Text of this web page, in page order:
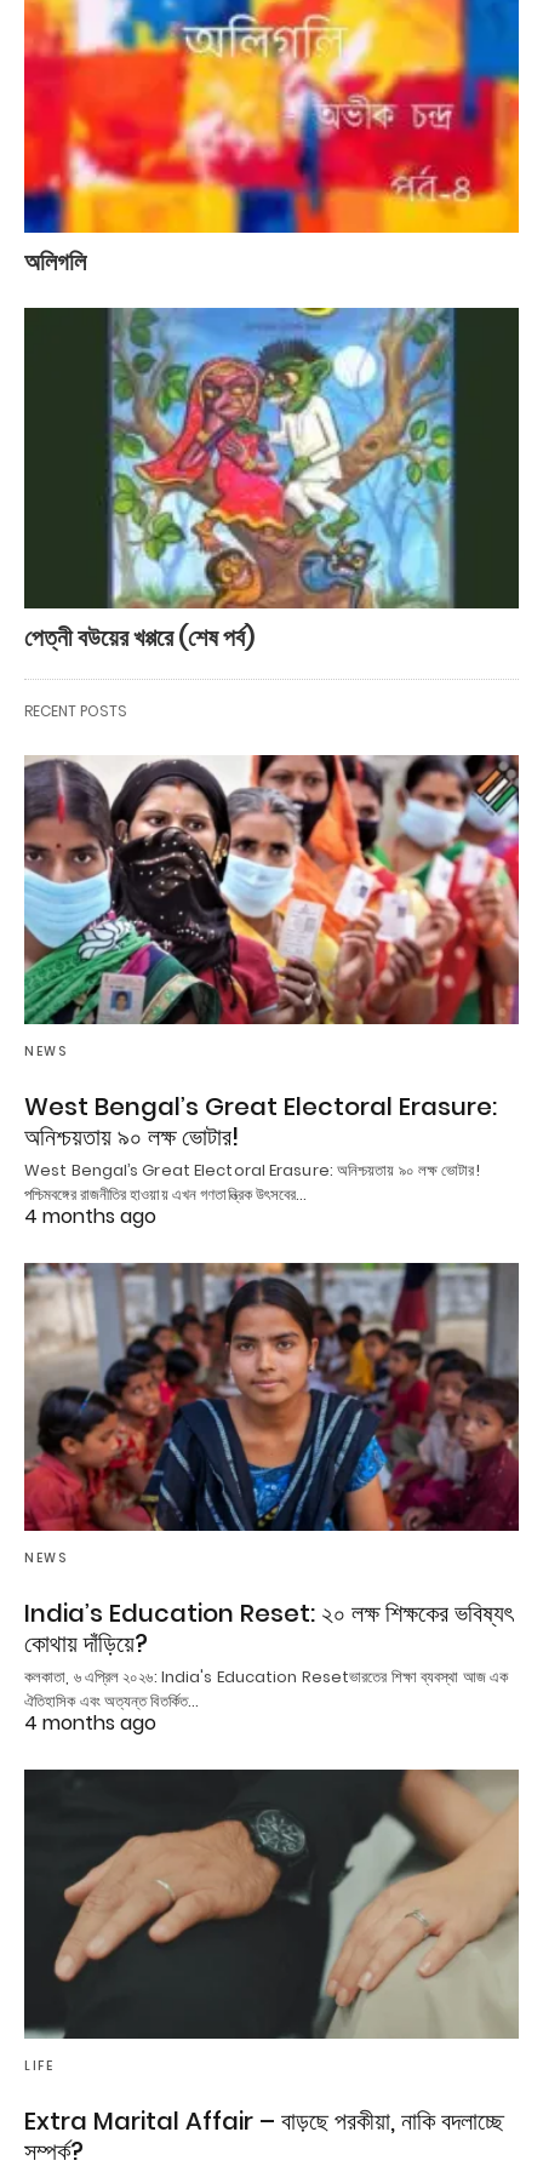
অলিগলি
পেত্নী বউয়ের খপ্পরে (শেষ পর্ব)
RECENT POSTS
NEWS
West Bengal’s Great Electoral Erasure:
অনিশ্চয়তায় ৯০ লক্ষ ভোটার!
West Bengal’s Great Electoral Erasure: অনিশ্চয়তায় ৯০ লক্ষ ভোটার!
পশ্চিমবঙ্গের রাজনীতির হাওয়ায় এখন গণতান্ত্রিক উৎসবের…
4 months ago
NEWS
India’s Education Reset: ২০ লক্ষ শিক্ষকের ভবিষ্যৎ
কোথায় দাঁড়িয়ে?
কলকাতা, ৬ এপ্রিল ২০২৬: India's Education Resetভারতের শিক্ষা ব্যবস্থা আজ এক
ঐতিহাসিক এবং অত্যন্ত বিতর্কিত…
4 months ago
LIFE
Extra Marital Affair – বাড়ছে পরকীয়া, নাকি বদলাচ্ছে
সম্পর্ক?